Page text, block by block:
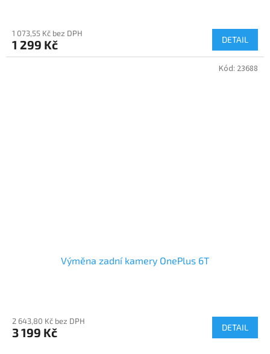
1 073,55 Kč bez DPH
1 299 Kč DETAIL
Výměna zadní kamery OnePlus 6T
2 643,80 Kč bez DPH
3 199 Kč DETAIL
Kód: 23688